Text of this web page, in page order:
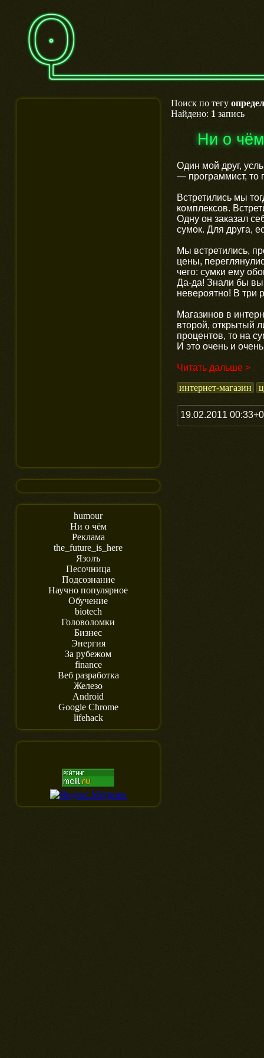
humour
Ни о чём
Реклама
the_future_is_here
Язолъ
Песочница
Подсознание
Научно популярное
Обучение
biotech
Головоломки
Бизнес
Энергия
За рубежом
finance
Веб разработка
Железо
Android
Google Chrome
lifehack
Поиск по тегу
Найдено: 1 запись
Ни о чём
Один мой друг,
— программист, то
Встретились мы
комплексов.
Одну он заказал
сумок. Для друга,
Мы встретились,
цены,
чего: сумки ему
Да-да! Знали бы
невероятно! В три
Магазинов в
второй, открытый
процентов, то на
И это очень и
Читать дальше >
интернет-магазин
19.02.2011